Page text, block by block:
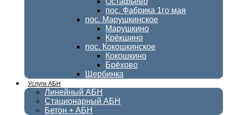
пос. Фабрика 1го мая
пос. Марушкинское
Марушкино
Крёкшино
пос. Кокошкинское
Кокошкино
Брёхово
Щербинка
Услуги АБН
Линейный АБН
Стационарный АБН
Бетон + АБН